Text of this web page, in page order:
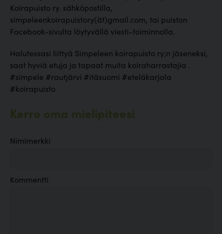
Koirapuisto ry. sähköpostilla,
simpeleenkoirapuistory(ät)gmail.com, tai puiston
Facebook-sivulta löytyvällä viesti-toiminnolla.
Halutessasi liittyä Simpeleen koirapuisto ry;n jäseneksi,
saat hyviä etuja ja tapaat muita koiraharrastajia .
#simpele #rautjärvi #itäsuomi #eteläkarjala
#koirapuisto
Kerro oma mielipiteesi
Nimimerkki
Kommentti